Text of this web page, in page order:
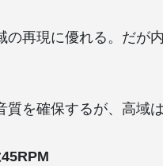
再現に優れる。だが
を確保するが、高域